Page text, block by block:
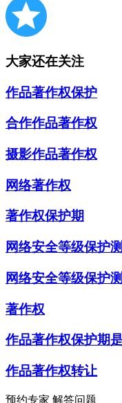
大家还在关注
作品著作权保护
合作作品著作权
摄影作品著作权
网络著作权
著作权保护期
网络安全等级保护
网络安全等级保护
著作权
作品著作权保护期
作品著作权转让
预约专家 解答问题